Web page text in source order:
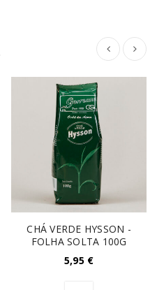
CHÁ VERDE HYSSON -
FOLHA SOLTA 100G
5,95 €